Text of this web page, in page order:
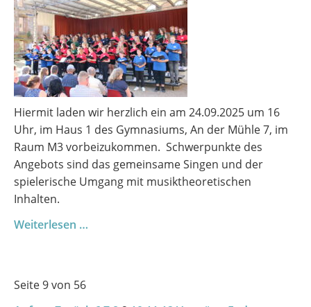
Hiermit laden wir herzlich ein am 24.09.2025 um 16
Uhr, im Haus 1 des Gymnasiums, An der Mühle 7, im
Raum M3 vorbeizukommen. Schwerpunkte des
Angebots sind das gemeinsame Singen und der
spielerische Umgang mit musiktheoretischen
Inhalten.
Weiterlesen …
Seite 9 von 56